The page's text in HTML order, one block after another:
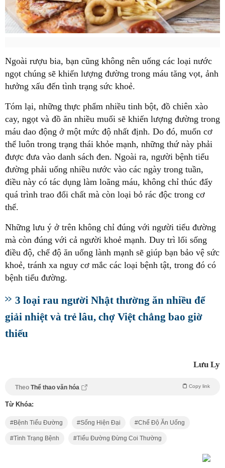
Ngoài rượu bia, bạn cũng không nên uống các loại nước
ngọt chúng sẽ khiến lượng đường trong máu tăng vọt, ảnh
hưởng xấu đến tình trạng sức khoẻ.
Tóm lại, những thực phẩm nhiều tinh bột, đồ chiên xào
cay, ngọt và đồ ăn nhiều muối sẽ khiến lượng đường trong
máu dao động ở một mức độ nhất định. Do đó, muốn cơ
thể luôn trong trạng thái khỏe mạnh, những thứ này phải
được đưa vào danh sách đen. Ngoài ra, người bệnh tiểu
đường phải uống nhiều nước vào các ngày trong tuần,
điều này có tác dụng làm loãng máu, không chỉ thúc đẩy
quá trình trao đổi chất mà còn loại bỏ rác độc trong cơ
thể.
Những lưu ý ở trên không chỉ đúng với người tiểu đường
mà còn đúng với cả người khoẻ mạnh. Duy trì lối sống
điều độ, chế độ ăn uống lành mạnh sẽ giúp bạn bảo vệ sức
khoẻ, tránh xa nguy cơ mắc các loại bệnh tật, trong đó có
bệnh tiểu đường.
3 loại rau người Nhật thường ăn nhiều để
giải nhiệt và trẻ lâu, chợ Việt chẳng bao giờ
thiếu
Lưu Ly
Theo Thể thao văn hóa Copy link
Từ Khóa:
Bệnh Tiểu Đường Sống Hiện Đại Chế Độ Ăn Uống
Tình Trạng Bệnh Tiểu Đường Đừng Coi Thường